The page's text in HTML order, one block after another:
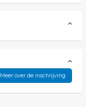
Meer over de inschrijving